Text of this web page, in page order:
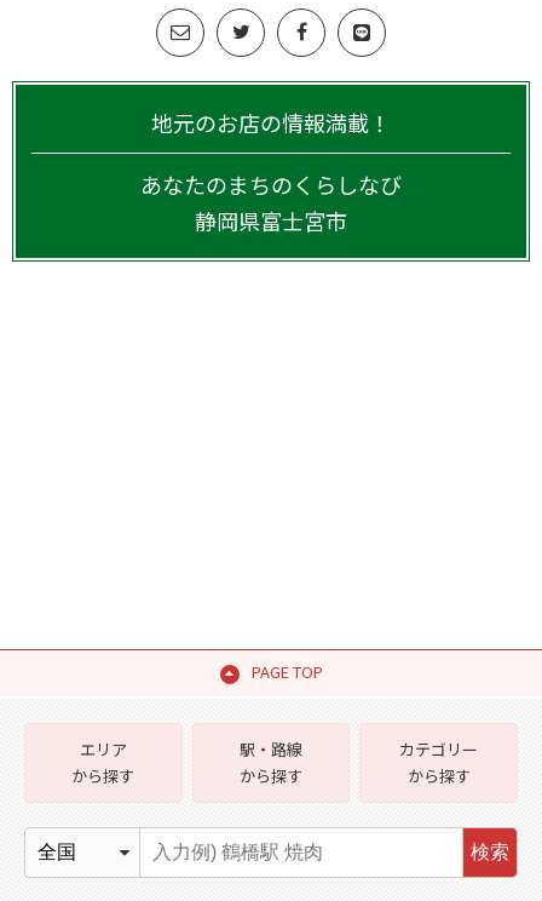
地元のお店の情報満載！
あなたのまちのくらしなび
静岡県富士宮市
PAGE TOP
エリア
から探す
駅・路線
から探す
カテゴリー
から探す
検索